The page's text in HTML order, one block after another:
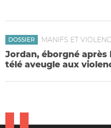
DOSSIER MANIFS ET
Jordan, éborgné après
télé aveugle aux